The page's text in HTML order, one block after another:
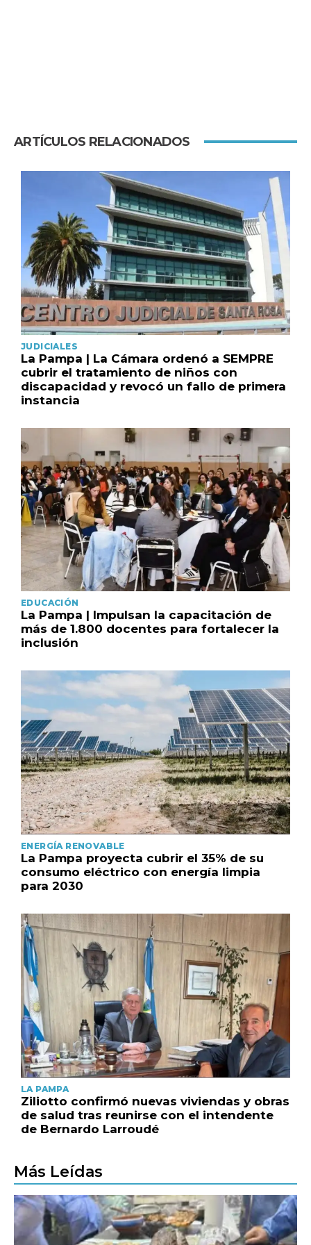
ARTÍCULOS RELACIONADOS
JUDICIALES
La Pampa | La Cámara ordenó a SEMPRE
cubrir el tratamiento de niños con
discapacidad y revocó un fallo de primera
instancia
EDUCACIÓN
La Pampa | Impulsan la capacitación de
más de 1.800 docentes para fortalecer la
inclusión
ENERGÍA RENOVABLE
La Pampa proyecta cubrir el 35% de su
consumo eléctrico con energía limpia
para 2030
LA PAMPA
Ziliotto confirmó nuevas viviendas y obras
de salud tras reunirse con el intendente
de Bernardo Larroudé
Más Leídas